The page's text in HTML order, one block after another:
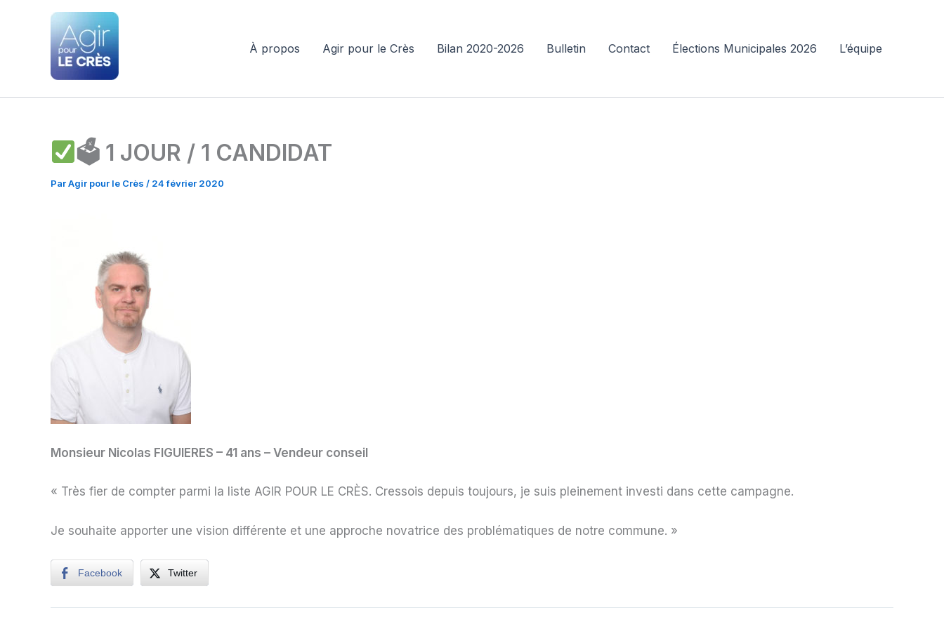
À propos Agir pour le Crès Bilan 2020-2026 Bulletin Contact Élections Municipales 2026 L’équipe
🗳 1 JOUR / 1 CANDIDAT
ParAgir pour le Crès / 24 février 2020
Monsieur Nicolas FIGUIERES – 41 ans – Vendeur conseil
« Très fier de compter parmi la liste AGIR POUR LE CRÈS. Cressois depuis toujours, je suis pleinement investi dans cette campagne.
Je souhaite apporter une vision différente et une approche novatrice des problématiques de notre commune. »
Facebook Twitter